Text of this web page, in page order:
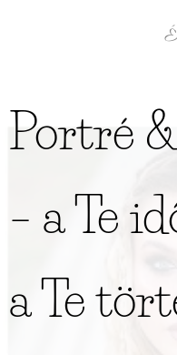
Portré
– a Te
a Te